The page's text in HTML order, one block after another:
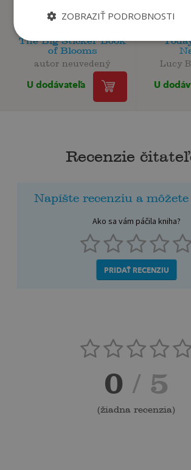
The Big Sticker Book
of Blooms
autor neuvedený
U dodávateľa
Lucy
U
Recenzie
Napíšte recenziu a
Ako sa vám páčila kniha?
PRIDAŤ RECENZIU
0 / 5
(žiadna recenzia)
ZOBRAZIŤ PODROBNOSTI